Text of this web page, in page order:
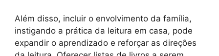
Além disso, incluir o envolvimento da família,
instigando a prática da leitura em casa, pode
expandir o aprendizado e reforçar as direções